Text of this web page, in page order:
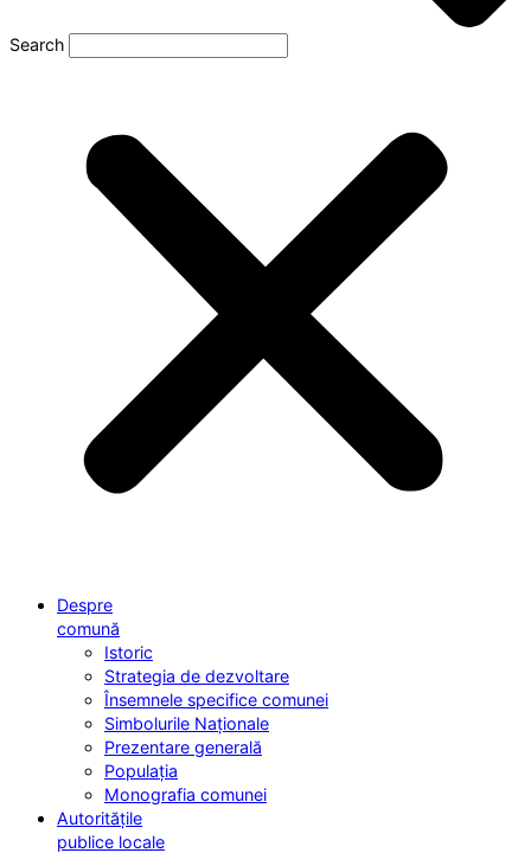
Search
Despre
comună
Istoric
Strategia de dezvoltare
Însemnele specifice comunei
Simbolurile Naționale
Prezentare generală
Populația
Monografia comunei
Autoritățile
publice locale